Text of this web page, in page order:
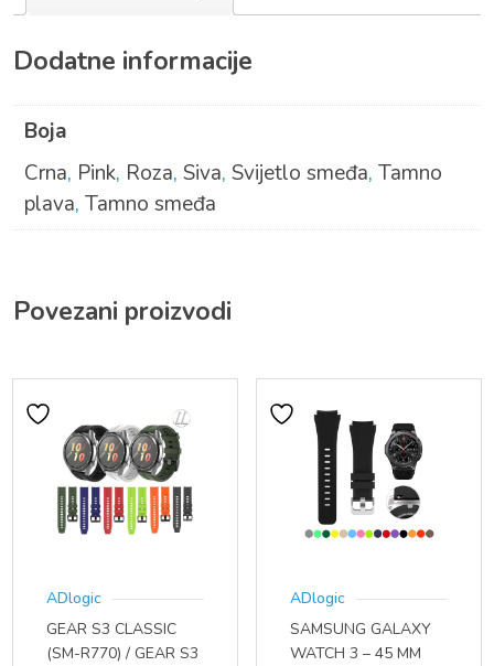
Dodatne informacije
Boja
Crna, Pink, Roza, Siva, Svijetlo smeđa, Tamno
plava, Tamno smeđa
Povezani proizvodi
ADlogic
GEAR S3 CLASSIC
(SM-R770) / GEAR S3
ADlogic
SAMSUNG GALAXY
WATCH 3 – 45 MM